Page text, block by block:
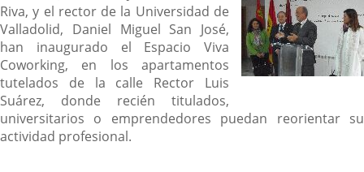
Riva, y el rector de la Universidad de
Valladolid, Daniel Miguel San José,
han inaugurado el Espacio Viva
Coworking, en los apartamentos
tutelados de la calle Rector Luis
Suárez, donde recién titulados,
universitarios o emprendedores puedan reorientar su
actividad profesional.